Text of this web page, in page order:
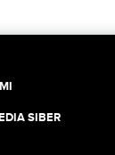
SIBER